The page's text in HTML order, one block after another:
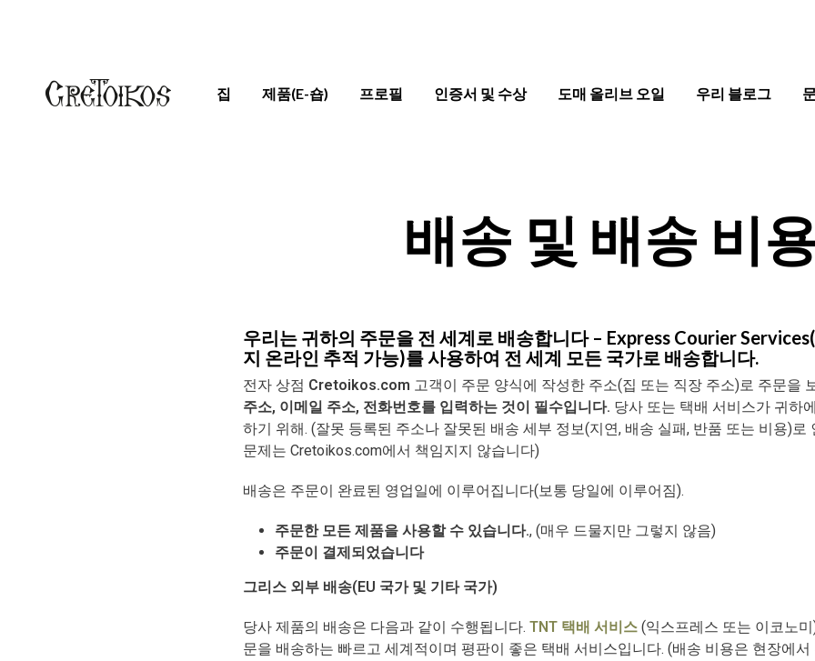
집 제품(E-숍) 프로필 인증서 및 수상 도매 올리브 오일 우리 블로그
배송 및 배송 비
우리는 귀하의 주문을 전 세계로 배송합니다 – Express Courier
지 온라인 추적 가능)를 사용하여 전 세계 모든 국가로 배송합니다.
전자 상점 Cretoikos.com 고객이 주문 양식에 작성한 주소(집 또는 직장 주소)로 주문을
주소, 이메일 주소, 전화번호를 입력하는 것이 필수입니다. 당사 또는 택배 서비스가 귀하
하기 위해. (잘못 등록된 주소나 잘못된 배송 세부 정보(지연, 배송 실패, 반품 또는 비용)로
문제는 Cretoikos.com에서 책임지지 않습니다)
배송은 주문이 완료된 영업일에 이루어집니다(보통 당일에 이루어짐).
주문한 모든 제품을 사용할 수 있습니다., (매우 드물지만 그렇지 않음)
주문이 결제되었습니다
그리스 외부 배송(EU 국가 및 기타 국가)
당사 제품의 배송은 다음과 같이 수행됩니다.TNT 택배 서비스 (익스프레스 또는 이코노
문을 배송하는 빠르고 세계적이며 평판이 좋은 택배 서비스입니다. (배송 비용은 현장에서